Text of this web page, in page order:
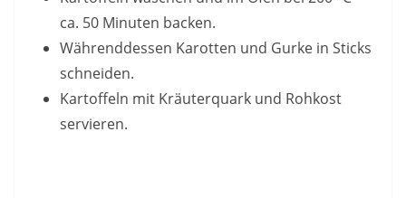
ca. 50 Minuten backen.
Währenddessen Karotten und Gurke in Sticks
schneiden.
Kartoffeln mit Kräuterquark und Rohkost
servieren.